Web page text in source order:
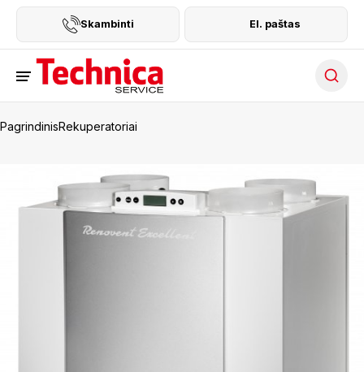
Skambinti El. paštas
PagrindinisRekuperatoriai